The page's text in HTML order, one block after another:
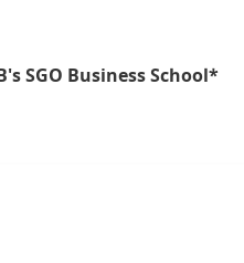
SGO Business School*